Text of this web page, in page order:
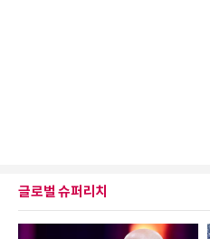
글로벌 슈퍼리치